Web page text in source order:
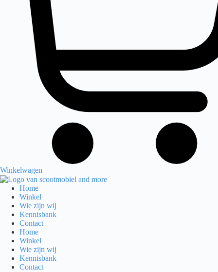
Winkelwagen
Home
Winkel
Wie zijn wij
Kennisbank
Contact
Home
Winkel
Wie zijn wij
Kennisbank
Contact